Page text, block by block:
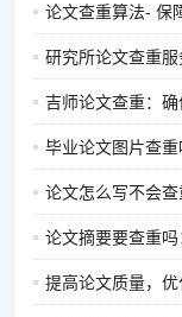
论文查重算法- 保
研究所论文查重
吉师论文查重：
毕业论文图片查
论文怎么写不会查
论文摘要要查重
提高论文质量，